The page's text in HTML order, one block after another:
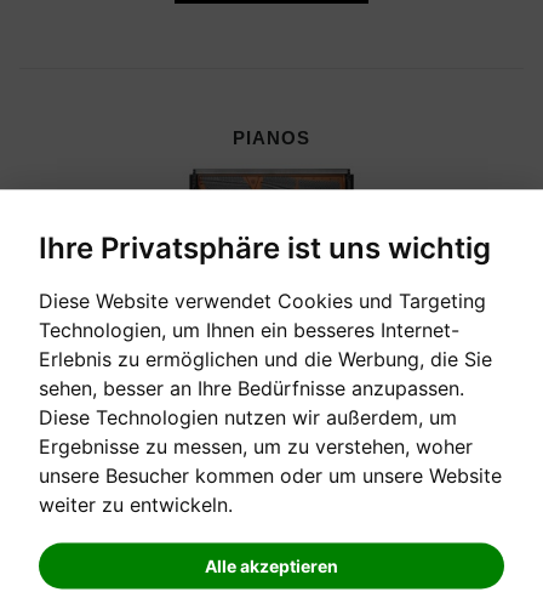
Ihre Privatsphäre ist uns wichtig
Diese Website verwendet Cookies und Targeting
Technologien, um Ihnen ein besseres Internet-
Erlebnis zu ermöglichen und die Werbung, die Sie
sehen, besser an Ihre Bedürfnisse anzupassen.
Diese Technologien nutzen wir außerdem, um
Ergebnisse zu messen, um zu verstehen, woher
unsere Besucher kommen oder um unsere Website
weiter zu entwickeln.
Alle akzeptieren
PIANOS
CEMBALI, CELESTEN & HARMONIEN